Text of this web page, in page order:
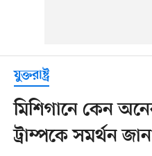
যুক্তরাষ্ট্র
মিশিগানে কেন
ট্রাম্পকে সমর্থন